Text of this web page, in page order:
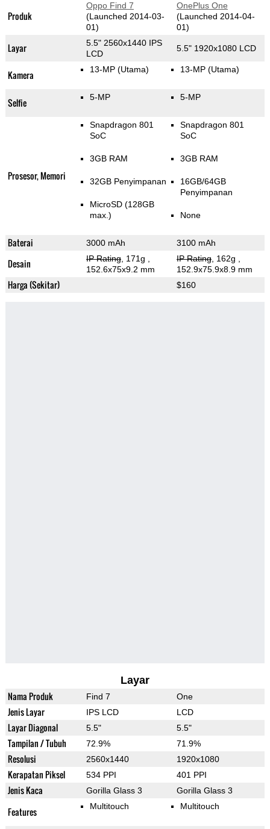
Produk
Oppo Find 7
(Launched 2014-03-
01)
OnePlus One
(Launched 2014-04-
01)
Layar
5.5" 2560x1440 IPS
LCD
5.5" 1920x1080 LCD
Kamera 13-MP (Utama) 13-MP (Utama)
Selfie 5-MP 5-MP
Prosesor, Memori
Snapdragon 801
SoC
3GB RAM
32GB Penyimpanan
MicroSD (128GB
max.)
Snapdragon 801
SoC
3GB RAM
16GB/64GB
Penyimpanan
None
Baterai 3000 mAh 3100 mAh
Desain IP Rating, 171g
152.6x75x9.2 mm
IP Rating, 162g
152.9x75.9x8.9 mm
Harga (Sekitar) $160
Layar
Nama Produk Find 7 One
Jenis Layar IPS LCD LCD
Layar Diagonal 5.5" 5.5"
Tampilan / Tubuh 72.9% 71.9%
Resolusi 2560x1440 1920x1080
Kerapatan Piksel 534 PPI 401 PPI
Jenis Kaca Gorilla Glass 3 Gorilla Glass 3
Features Multitouch Multitouch